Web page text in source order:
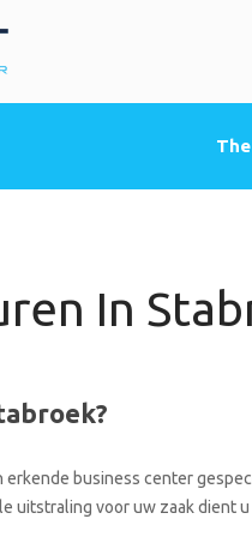
In
erkende business center
uitstraling voor uw zaak dient